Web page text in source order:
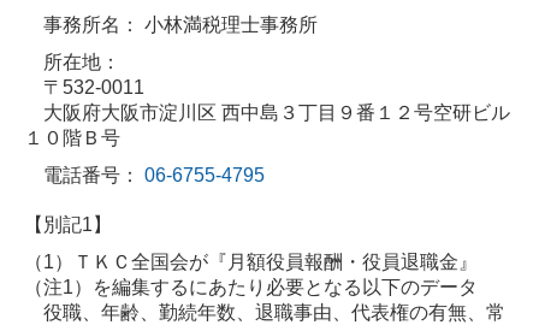
事務所名： 小林満税理士事務所
所在地：
〒532-0011
大阪府大阪市淀川区 西中島３丁目９番１２号空研ビル
１０階Ｂ号
電話番号： 06-6755-4795
【別記1】
（1）
ＴＫＣ全国会が『月額役員報酬・役員退職金』
（注1）
を編集するにあたり必要となる以下のデータ
役職、年齢、勤続年数、退職事由、代表権の有無、常